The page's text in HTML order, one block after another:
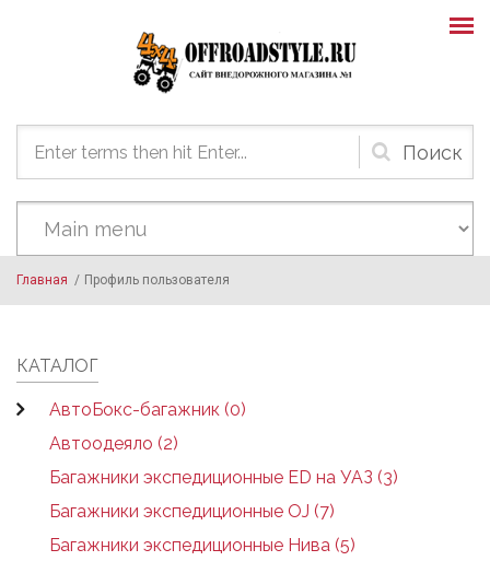
Форма
поиска
Главная / Профиль пользователя
КАТАЛОГ
АвтоБокс-багажник (0)
Автоодеяло (2)
Багажники экспедиционные ED на УАЗ (3)
Багажники экспедиционные OJ (7)
Багажники экспедиционные Нива (5)